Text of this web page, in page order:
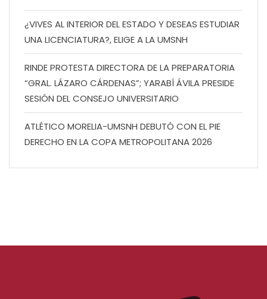
¿VIVES AL INTERIOR DEL ESTADO Y DESEAS ESTUDIAR
UNA LICENCIATURA?, ELIGE A LA UMSNH
RINDE PROTESTA DIRECTORA DE LA PREPARATORIA
“GRAL. LÁZARO CÁRDENAS”; YARABÍ ÁVILA PRESIDE
SESIÓN DEL CONSEJO UNIVERSITARIO
ATLÉTICO MORELIA-UMSNH DEBUTÓ CON EL PIE
DERECHO EN LA COPA METROPOLITANA 2026